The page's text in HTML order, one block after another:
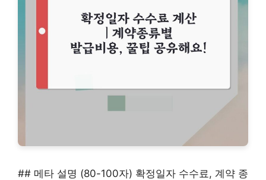
## 메타 설명 (80-100자) 확정일자 수수료, 계약 종